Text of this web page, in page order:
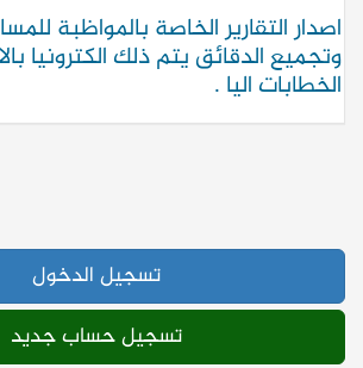
اصدار التقارير الخاصة بالمواظبة
وتجميع الدقائق يتم ذلك الكترونيا
الخطابات اليا .
تسجيل الدخول
تسجيل حساب جديد